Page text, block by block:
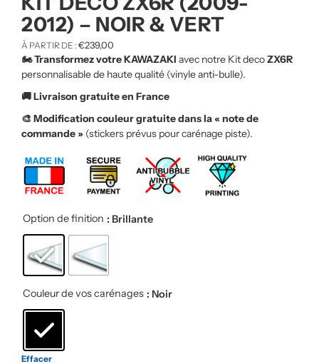
2012) – NOIR & VERT
À PARTIR DE : €239,00
🏍️ Transformez votre KAWAZAKI avec notre Kit decoZX6R
personnalisable de haute qualité (vinyle anti-bulle).
🚚 Livraison gratuite en France
🎨 Modification couleur gratuite dans la « note de
commande » (stickers prévus pour carénage piste).
Option de finition : Brillante
Couleur de vos carénages : Noir
Effacer